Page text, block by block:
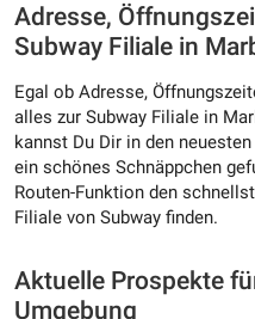
Adresse,
Subway Filiale in
Egal ob Adresse,
alles zur Subway Filiale in
kannst Du Dir in den
ein schönes Schnäppchen
Routen-Funktion den
Filiale von Subway finden.
Aktuelle Prospekte
Umgebung